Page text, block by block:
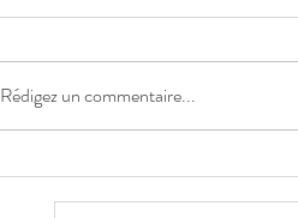
De la Perimenopause à la
menopause, un univers de
Rédigez un commentaire...